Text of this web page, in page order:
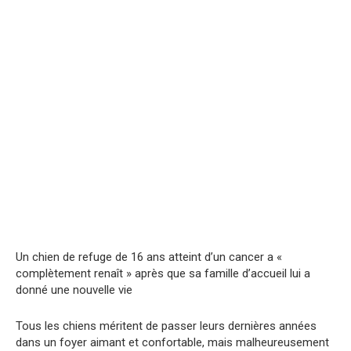
Un chien de refuge de 16 ans atteint d’un cancer a «
complètement renaît » après que sa famille d’accueil lui a
donné une nouvelle vie
Tous les chiens méritent de passer leurs dernières années
dans un foyer aimant et confortable, mais malheureusement